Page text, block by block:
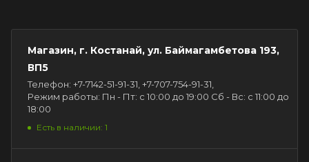
Магазин, г. Костанай, ул. Баймагамбетова 193,
ВП5
Телефон: +7-7142-51-91-31, +7-707-754-91-31,
Режим работы: Пн - Пт: с 10:00 до 19:00 Сб - Вс: с 11:00 до
18:00
Есть в наличии: 1